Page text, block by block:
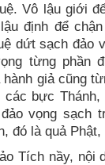
Vô lậu giới
định để
dứt sạch đảo
từng phần
giả cũng
bực
vọng sạch
đó là quả Phật,
Tích nầy, nội